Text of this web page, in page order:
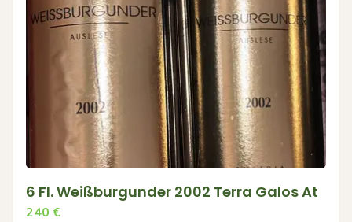
6 Fl. Weißburgunder 2002 Terra Galos At
240 €